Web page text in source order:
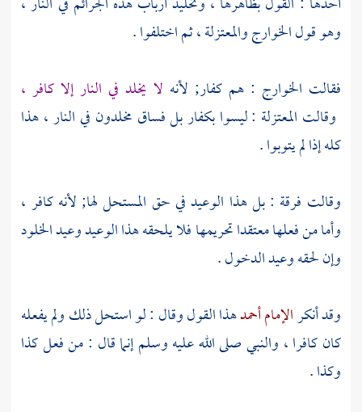
وهو قولالخوارجوالمعتزلة ،ثم اختلفوا .
فقالت الخوارج : هم كفار; لأنه لا يخلد في النار إلا كافر ،
وقالت المعتزلة : ليسوا بكفار بل فساق مخلدون في النار ، هذا
كله إذا لم يتوبوا .
وقالت فرقة : بل هذا الوعيد في حق المستحل لها; لأنه كافر ،
وأما من فعلها معتقدا تحريمها فلا يلحقه هذا الوعيد وعيد الخلود
وإن لحقه وعيد الدخول .
وقد أنكرالإمام أحمدهذا القول وقال : لو استحل ذلك ولم يفعله
كان كافرا ، والنبي صلى الله عليه وسلم إنما قال : من فعل كذا
وكذا .